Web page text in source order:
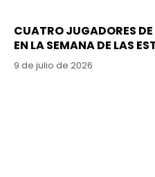
CUATRO JUGADORES
EN LA SEMANA DE LAS
9 de julio de 2026